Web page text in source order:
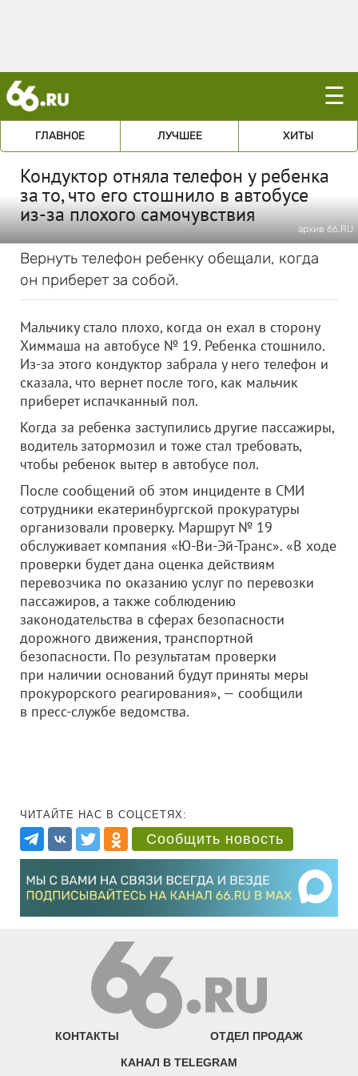
☰
ГЛАВНОЕ ЛУЧШЕЕ ХИТЫ
Кондуктор отняла телефон у ребенка
за то, что его стошнило в автобусе
из-за плохого самочувствия
архив 66.RU
Вернуть телефон ребенку обещали, когда
он приберет за собой.
Мальчику стало плохо, когда он ехал в сторону
Химмаша на автобусе № 19. Ребенка стошнило.
Из-за этого кондуктор забрала у него телефон и
сказала, что вернет после того, как мальчик
приберет испачканный пол.
Когда за ребенка заступились другие пассажиры,
водитель затормозил и тоже стал требовать,
чтобы ребенок вытер в автобусе пол.
После сообщений об этом инциденте в СМИ
сотрудники екатеринбургской прокуратуры
организовали проверку. Маршрут № 19
обслуживает компания «Ю-Ви-Эй-Транс». «В ходе
проверки будет дана оценка действиям
перевозчика по оказанию услуг по перевозки
пассажиров, а также соблюдению
законодательства в сферах безопасности
дорожного движения, транспортной
безопасности. По результатам проверки
при наличии оснований будут приняты меры
прокурорского реагирования», — сообщили
в пресс-службе ведомства.
ЧИТАЙТЕ НАС В СОЦСЕТЯХ:
Сообщить новость
КОНТАКТЫ ОТДЕЛ ПРОДАЖ
КАНАЛ В TELEGRAM